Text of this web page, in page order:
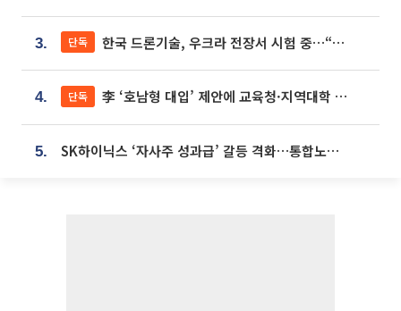
3. 단독 한국 드론기술, 우크라 전장서 시험 중…“스타트업 여러 곳 참여”
4. 단독 李 ‘호남형 대입’ 제안에 교육청·지역대학 서·논술형 입시 연계 '착수'
5. SK하이닉스 ‘자사주 성과급’ 갈등 격화…통합노조 출범 움직임